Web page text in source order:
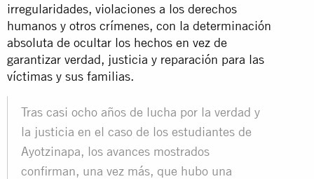
irregularidades, violaciones a los derechos
humanos y otros crímenes, con la determinación
absoluta de ocultar los hechos en vez de
garantizar verdad, justicia y reparación para las
víctimas y sus familias.
Tras casi ocho años de lucha por la verdad y
la justicia en el caso de los estudiantes de
Ayotzinapa, los avances mostrados
confirman, una vez más, que hubo una